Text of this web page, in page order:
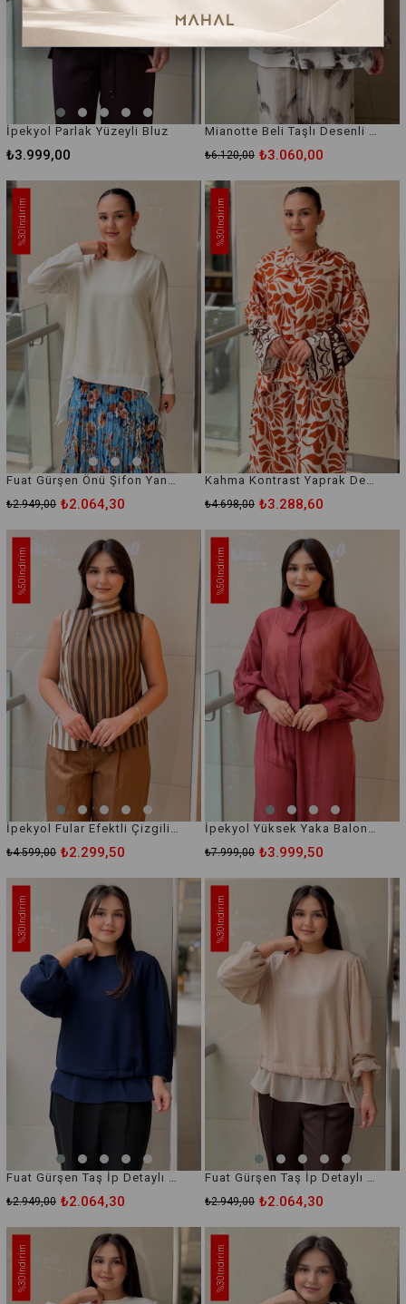
İpekyol Parlak Yüzeyli Bluz
₺3.999,00
Mianotte Beli Taşlı Desenli Şifon Bluz
₺3.060,00
₺6.120,00
₺2.064,30
₺2.949,00
%30
İndirim
₺3.288,60
₺4.698,00
%30
İndirim
İpekyol Fular Efektli Çizgili Bluz
₺2.299,50
₺4.599,00
%50
İndirim
İpekyol Yüksek Yaka Balon Bluz
₺3.999,50
₺7.999,00
%50
İndirim
₺2.064,30
₺2.949,00
%30
İndirim
₺2.064,30
₺2.949,00
%30
İndirim
%30
İndirim
%30
İndirim